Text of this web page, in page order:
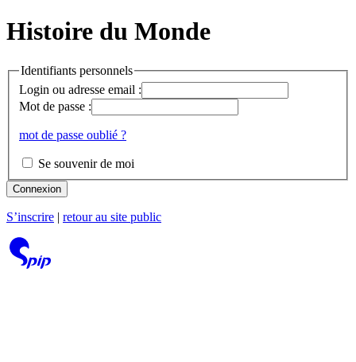
Histoire du Monde
Identifiants personnels
Login ou adresse email :
Mot de passe :
mot de passe oublié ?
Se souvenir de moi
Connexion
S’inscrire retour au site public